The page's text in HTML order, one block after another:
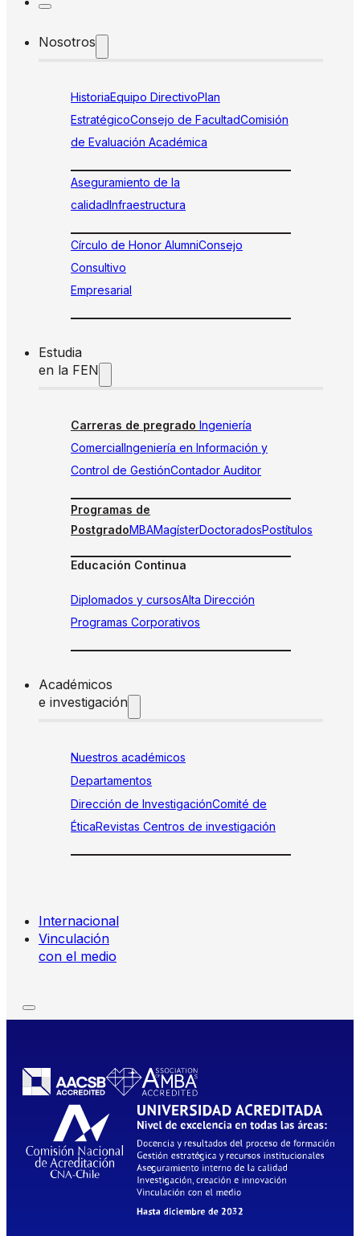
Nosotros
HistoriaEquipo DirectivoPlan
EstratégicoConsejo de FacultadComisión
de Evaluación Académica
Aseguramiento de la
calidadInfraestructura
Círculo de Honor AlumniConsejo
Consultivo
Empresarial
Estudia
en la FEN
Carreras de pregrado Ingeniería
ComercialIngeniería en Información y
Control de GestiónContador Auditor
Programas de
PostgradoMBAMagísterDoctoradosPostítulos
Educación Continua
Diplomados y cursosAlta Dirección
Programas Corporativos
Académicos
e investigación
Nuestros académicos
Departamentos
Dirección de InvestigaciónComité de
ÉticaRevistas Centros de investigación
Internacional
Vinculación
con el medio